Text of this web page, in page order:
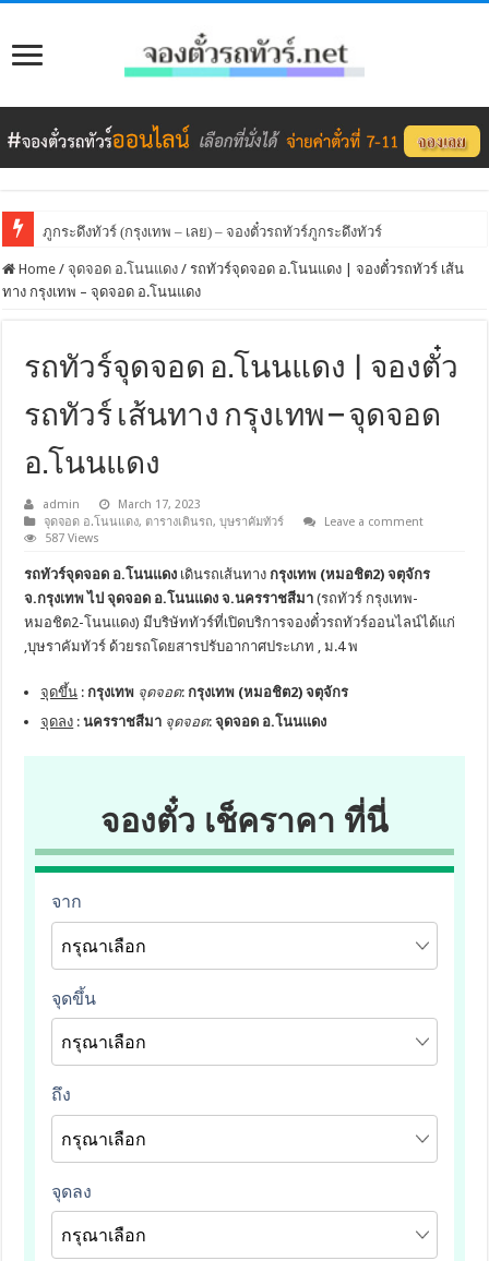
ภูกระดึงทัวร์ (กรุงเทพ – เลย) – จองตั๋วรถทัวร์ภูกระดึงทัวร์
Home / จุดจอด อ.โนนแดง / รถทัวร์จุดจอด อ.โนนแดง | จองตั๋วรถทัวร์ เส้น
ทาง กรุงเทพ – จุดจอด อ.โนนแดง
รถทัวร์จุดจอด อ.โนนแดง | จองตั๋ว
รถทัวร์ เส้นทาง กรุงเทพ – จุดจอด
อ.โนนแดง
admin
March 17, 2023
จุดจอด อ.โนนแดง, ตารางเดินรถ,บุษราคัมทัวร์
Leave a comment
587 Views
รถทัวร์จุดจอด อ.โนนแดง เดินรถเส้นทางกรุงเทพ (หมอชิต2) จตุจักร
จ.กรุงเทพ ไป จุดจอด อ.โนนแดง จ.นครราชสีมา (รถทัวร์ กรุงเทพ-
หมอชิต2-โนนแดง) มีบริษัททัวร์ที่เปิดบริการจองตั๋วรถทัวร์ออนไลน์ได้แก่
,บุษราคัมทัวร์ ด้วยรถโดยสารปรับอากาศประเภท , ม.4 พ
จุดขึ้น :กรุงเทพ จุดจอด:กรุงเทพ (หมอชิต2) จตุจักร
จุดลง :นครราชสีมา จุดจอด:จุดจอด อ.โนนแดง
จองตั๋ว เช็คราคา ที่นี่